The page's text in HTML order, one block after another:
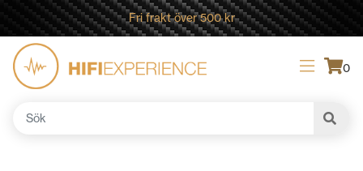
Fri frakt över 500 kr
0
Sök